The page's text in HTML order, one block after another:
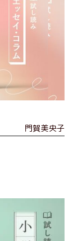
門賀美央子